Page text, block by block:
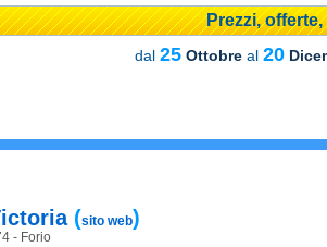
Prezzi,
dal 25 Ottobre al 20
(sito web)
- Forio